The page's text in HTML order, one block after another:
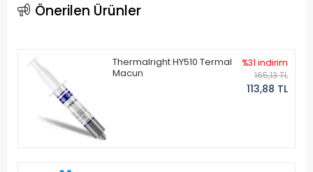
Önerilen Ürünler
Thermalright HY510 Termal
Macun
%31 indirim
165,13 TL
113,88 TL